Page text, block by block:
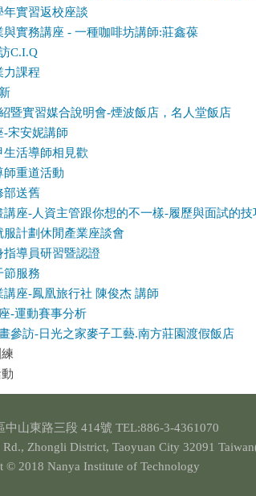
年實習返校座談
與實務講座 - 一種咖啡坊講師:莊鑫葆
C.I.Q
力課程
暨實習媒合說明會-煙波飯店，名人堂飯店
-宋安妮講師
生活導師相見歡
師重道活動
部送舊
講座-人資主管跟你想的不一樣-履歷與面試的技
服計劃休閒產業座談會
指導員研習暨認證
節服務
講座-鳳凰旅行社 陳俊杰 講師
-運動賽事分析
參訪-日光之家麥子工藝.南方莊園渡假飯店
中山東路三段 414號 TEL:886-3-4361070
Rd., Zhongli District, Taoyuan City 32091
© 2018 Nanya Institute of Technology